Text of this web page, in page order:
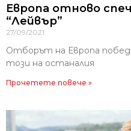
Европа отново
“Лейвър”
27/09/2021
Отборът на Европа
този на останалия
Прочетете повече »